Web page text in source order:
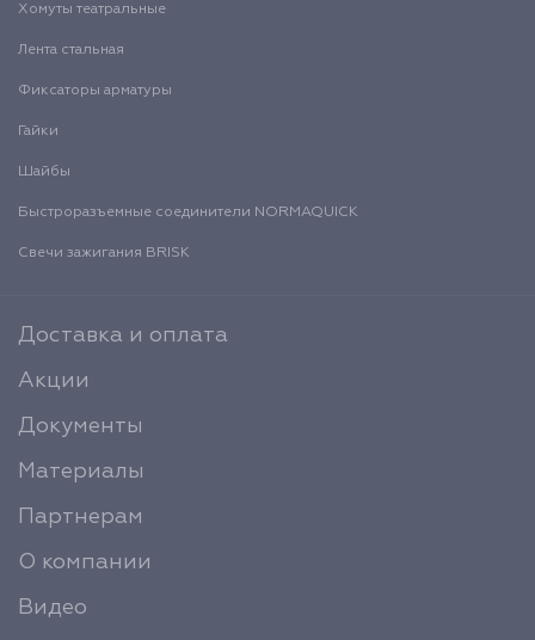
Хомуты театральные
Лента стальная
Фиксаторы арматуры
Гайки
Шайбы
Быстроразъемные соединители NORMAQUICK
Свечи зажигания BRISK
Доставка и оплата
Акции
Документы
Материалы
Партнерам
О компании
Видео